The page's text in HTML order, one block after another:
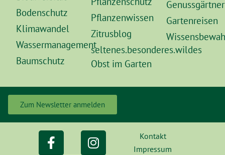
Bodenschutz
Klimawandel
Wassermanagement
Baumschutz
Pflanzenwissen
Zitrusblog
seltenes.besonderes.wildes
Obst im Garten
Gartenreisen
Zum Newsletter anmelden
Kontakt
Impressum